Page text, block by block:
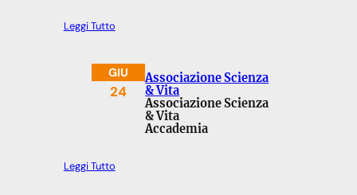
Leggi Tutto
GIU
24
Associazione Scienza
& Vita
Associazione Scienza
& Vita
Accademia
Leggi Tutto